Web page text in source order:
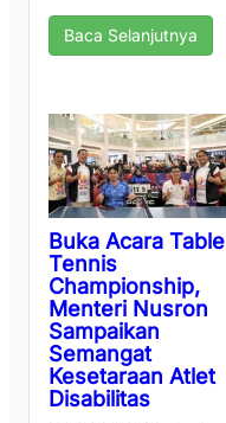
Baca Selanjutnya
Buka Acara Table
Tennis
Championship,
Menteri Nusron
Sampaikan
Semangat
Kesetaraan Atlet
Disabilitas